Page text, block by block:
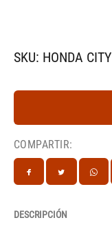
SKU: HONDA CITY
COMPARTIR:
DESCRIPCIÓN